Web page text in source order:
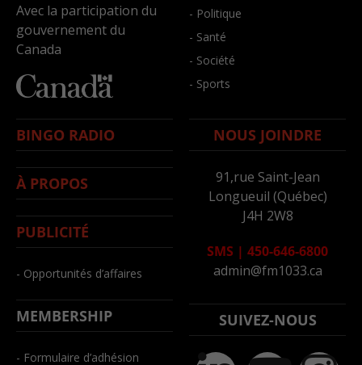
Avec la participation du
gouvernement du
Canada
- Politique
- Santé
- Société
- Sports
BINGO RADIO
À PROPOS
PUBLICITÉ
- Opportunités d’affaires
MEMBERSHIP
- Formulaire d’adhésion
NOUS JOINDRE
91,rue Saint-Jean
Longueuil (Québec)
J4H 2W8
SMS | 450-646-6800
admin@fm1033.ca
SUIVEZ-NOUS